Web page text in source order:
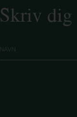
Skriv dig